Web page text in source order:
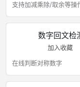
支持加减乘除/取余等操
数字回文检
加入收藏
在线判断对称数字